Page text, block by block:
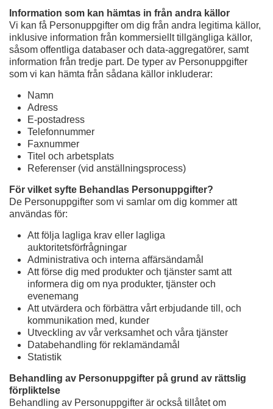
Information som kan hämtas in från andra källor
Vi kan få Personuppgifter om dig från andra legitima källor,
inklusive information från kommersiellt tillgängliga källor,
såsom offentliga databaser och data-aggregatörer, samt
information från tredje part. De typer av Personuppgifter
som vi kan hämta från sådana källor inkluderar:
Namn
Adress
E-postadress
Telefonnummer
Faxnummer
Titel och arbetsplats
Referenser (vid anställningsprocess)
För vilket syfte Behandlas Personuppgifter?
De Personuppgifter som vi samlar om dig kommer att
användas för:
Att följa lagliga krav eller lagliga
auktoritetsförfrågningar
Administrativa och interna affärsändamål
Att förse dig med produkter och tjänster samt att
informera dig om nya produkter, tjänster och
evenemang
Att utvärdera och förbättra vårt erbjudande till, och
kommunikation med, kunder
Utveckling av vår verksamhet och våra tjänster
Databehandling för reklamändamål
Statistik
Behandling av Personuppgifter på grund av rättslig
förpliktelse
Behandling av Personuppgifter är också tillåtet om